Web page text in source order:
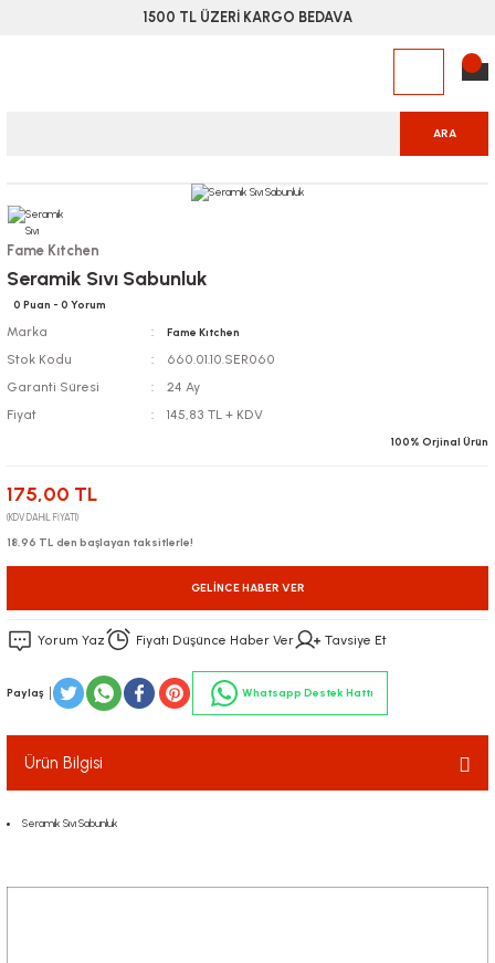
1500 TL ÜZERİ KARGO BEDAVA
ARA
Fame Kıtchen
Seramik Sıvı Sabunluk
0 Puan - 0 Yorum
Marka Fame Kıtchen
Stok Kodu
660.01.10.SER060
Garanti Süresi
24 Ay
Fiyat
145,83 TL + KDV
100% Orjinal Ürün
175,00 TL
(KDV DAHİL FİYATI)
18,96 TL den başlayan taksitlerle!
GELINCE HABER VER
Yorum Yaz Fiyatı Düşünce Haber Ver Tavsiye Et
Paylaş Whatsapp Destek Hattı
Ürün Bilgisi
Seramik Sıvı Sabunluk